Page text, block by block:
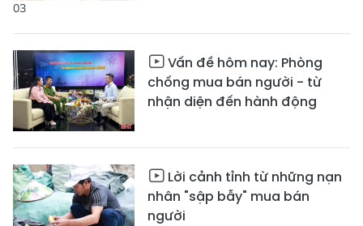
03
Vấn đề hôm nay: Phòng
chống mua bán người - từ
nhận diện đến hành động
Lời cảnh tỉnh từ những nạn
nhân "sập bẫy" mua bán
người